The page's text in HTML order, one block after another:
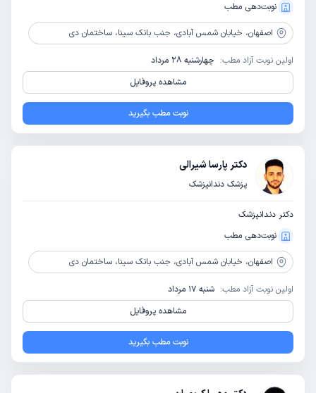
نوبت‌دهی مطب
اصفهان، خیابان شمس آبادی، جنب بانک سینا، ساختمان دی
اولین نوبت آزاد مطب: چهارشنبه 28 مرداد
مشاهده پروفایل
نوبت مطب بگیرید
دکتر پارسا شیرالی
پزشک دندانپزشک
دکتر دندانپزشک
نوبت‌دهی مطب
اصفهان، خیابان شمس آبادی، جنب بانک سینا، ساختمان دی
اولین نوبت آزاد مطب: شنبه 17 مرداد
مشاهده پروفایل
نوبت مطب بگیرید